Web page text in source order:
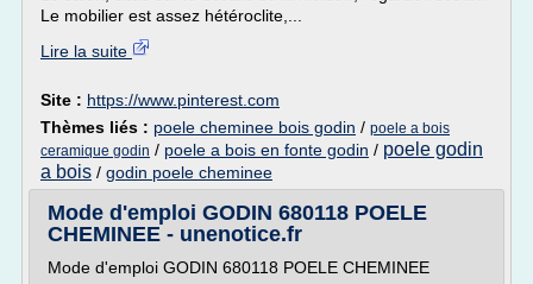
Le mobilier est assez hétéroclite,...
Lire la suite
Site : https://www.pinterest.com
Thèmes liés : poele cheminee bois godin / poele a bois
ceramique godin / poele a bois en fonte godin / poele godin
a bois / godin poele cheminee
Mode d'emploi GODIN 680118 POELE
CHEMINEE - unenotice.fr
Mode d'emploi GODIN 680118 POELE CHEMINEE